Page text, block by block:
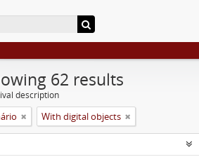
62 results
description
With digital objects